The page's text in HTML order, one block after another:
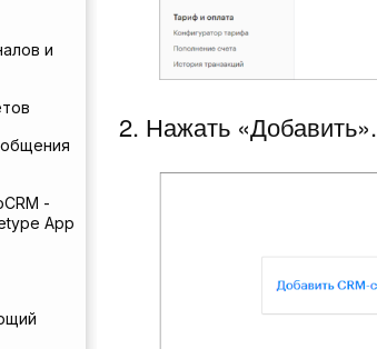
и
-
App
2. Нажать «Добавить».